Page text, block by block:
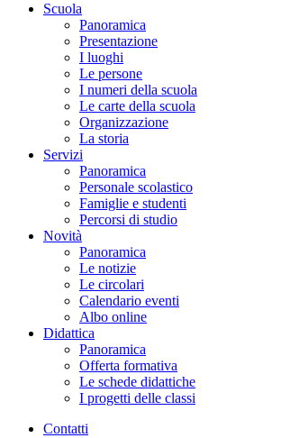
Scuola
Panoramica
Presentazione
I luoghi
Le persone
I numeri della scuola
Le carte della scuola
Organizzazione
La storia
Servizi
Panoramica
Personale scolastico
Famiglie e studenti
Percorsi di studio
Novità
Panoramica
Le notizie
Le circolari
Calendario eventi
Albo online
Didattica
Panoramica
Offerta formativa
Le schede didattiche
I progetti delle classi
Contatti